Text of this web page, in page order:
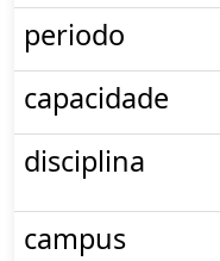
periodo
capacidade
disciplina
campus